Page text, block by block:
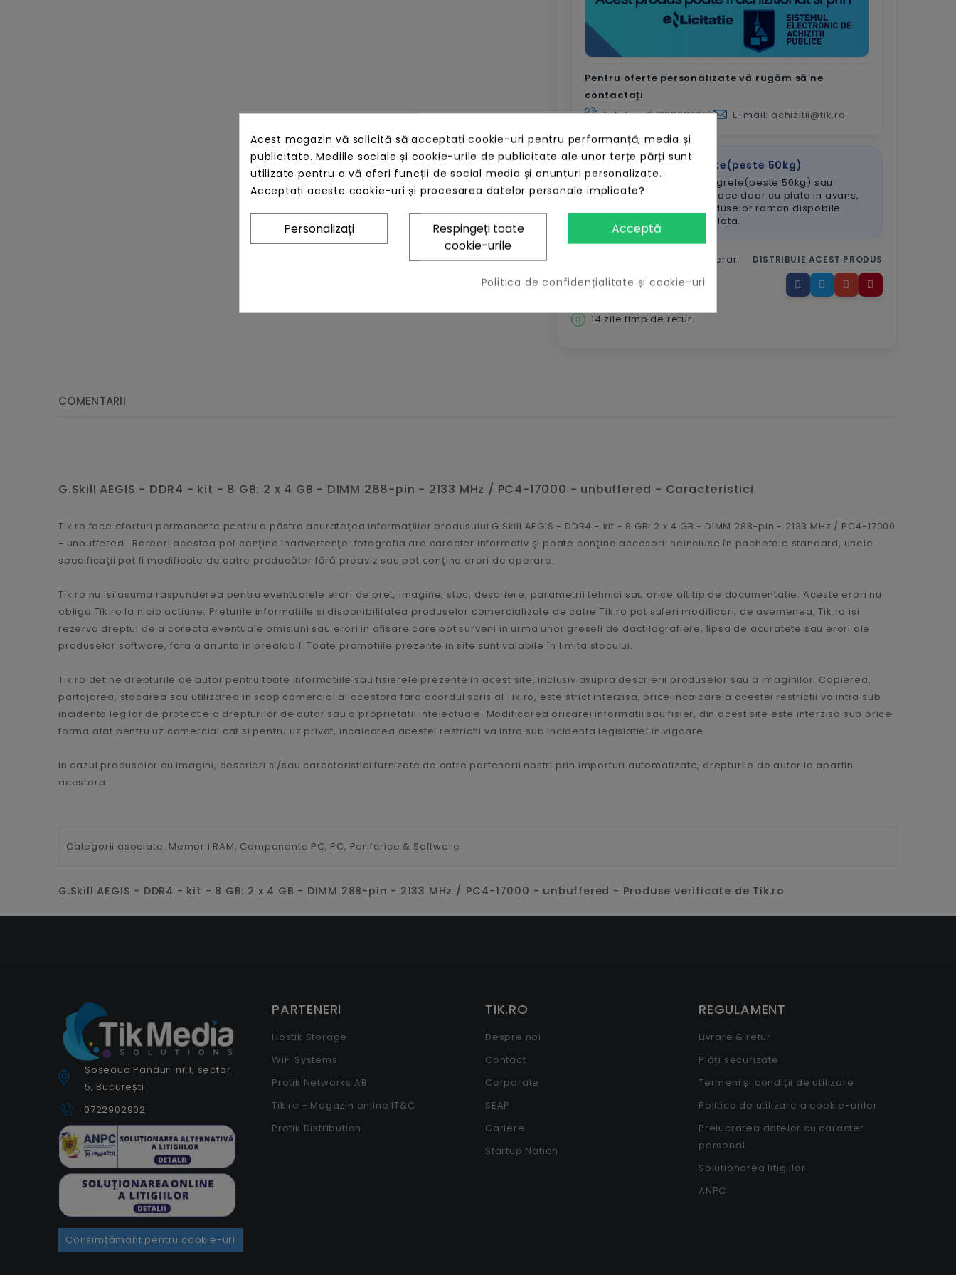
Pentru oferte personalizate vă rugăm să ne
contactați
Telefon:0722902902| E-mail: achizitii@tik.ro
🚚 Expedieri paletizate(peste 50kg)
Expeditiile de utilaje grele(peste 50kg) sau
voluminoase se vor face doar cu plata in avans,
iar pentru restul produselor raman dispobile
toate metodele de plata.
Plata cu cardul sau numerar.
Livrare rapidă în toată
14 zile timp de retur.
DISTRIBUIE ACEST PRODUS
COMENTARII
G.Skill AEGIS - DDR4 - kit - 8 GB: 2 x 4 GB - DIMM 288-pin - 2133 MHz / PC4-17000 - unbuffered - Caracteristici
Tik.ro face eforturi permanente pentru a păstra acurateţea informaţiilor produsului G.Skill AEGIS - DDR4 - kit - 8 GB: 2 x 4 GB - DIMM 288-pin - 2133 MHz / PC4-17000
- unbuffered . Rareori acestea pot conţine inadvertenţe: fotografia are caracter informativ şi poate conţine accesorii neincluse în pachetele standard, unele
specificaţii pot fi modificate de catre producător fără preaviz sau pot conţine erori de operare.
Tik.ro nu isi asuma raspunderea pentru eventualele erori de pret, imagine, stoc, descriere, parametrii tehnici sau orice alt tip de documentatie. Aceste erori nu
obliga Tik.ro la nicio actiune. Preturile informatiile si disponibilitatea produselor comercializate de catre Tik.ro pot suferi modificari, de asemenea, Tik.ro isi
rezerva dreptul de a corecta eventuale omisiuni sau erori in afisare care pot surveni in urma unor greseli de dactilografiere, lipsa de acuratete sau erori ale
produselor software, fara a anunta in prealabil. Toate promotiile prezente in site sunt valabile în limita stocului.
Tik.ro detine drepturile de autor pentru toate informatiile sau fisierele prezente in acest site, inclusiv asupra descrierii produselor sau a imaginilor. Copierea,
partajarea, stocarea sau utilizarea in scop comercial al acestora fara acordul scris al Tik.ro, este strict interzisa, orice incalcare a acestei restrictii va intra sub
incidenta legilor de protectie a drepturilor de autor sau a proprietatii intelectuale. Modificarea oricarei informatii sau fisier, din acest site este interzisa sub orice
forma atat pentru uz comercial cat si pentru uz privat, incalcarea acestei restrictii va intra sub incidenta legislatiei in vigoare.
In cazul produselor cu imagini, descrieri si/sau caracteristici furnizate de catre partenerii nostri prin importuri automatizate, drepturile de autor le apartin
acestora.
Categorii asociate: Memorii RAM, Componente PC, PC, Periferice & Software
G.Skill AEGIS - DDR4 - kit - 8 GB: 2 x 4 GB - DIMM 288-pin - 2133 MHz / PC4-17000 - unbuffered - Produse verificate de Tik.ro
Șoseaua Panduri nr.1, sector
5, București
0722902902
Consimțământ pentru cookie-uri
PARTENERI
Hostik Storage
WiFi Systems
Protik Networks AB
Tik.ro - Magazin online IT&C
Protik Distribution
TIK.RO
Despre noi
Contact
Corporate
SEAP
Cariere
Startup Nation
REGULAMENT
Livrare & retur
Plăți securizate
Termeni și condiții de utilizare
Politica de utilizare a cookie-urilor
Prelucrarea datelor cu caracter
personal
Solutionarea litigiilor
ANPC
Acest magazin vă solicită să acceptați cookie-uri pentru performanță, media și
publicitate. Mediile sociale și cookie-urile de publicitate ale unor terțe părți sunt
utilizate pentru a vă oferi funcții de social media și anunțuri personalizate.
Acceptați aceste cookie-uri și procesarea datelor personale implicate?
Acceptă
Respingeți toate
cookie-urile
Personalizați
Politica de confidențialitate și cookie-uri